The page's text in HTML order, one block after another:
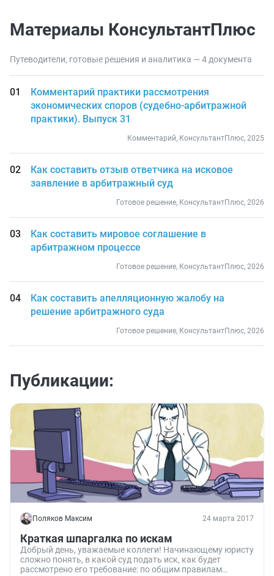
Материалы КонсультантПлюс
Путеводители, готовые решения и аналитика — 4 документа
Комментарий практики рассмотрения
экономических споров (судебно-арбитражной
практики). Выпуск 31
Комментарий, КонсультантПлюс, 2025
Как составить отзыв ответчика на исковое
заявление в арбитражный суд
Готовое решение, КонсультантПлюс, 2026
Как составить мировое соглашение в
арбитражном процессе
Готовое решение, КонсультантПлюс, 2026
Как составить апелляционную жалобу на
решение арбитражного суда
Готовое решение, КонсультантПлюс, 2026
Публикации:
Поляков Максим 24 марта 2017
Краткая шпаргалка по искам
Добрый день, уважаемые коллеги! Начинающему юристу
сложно понять, в какой суд подать иск, как будет
рассмотрено его требование: по общим правилам